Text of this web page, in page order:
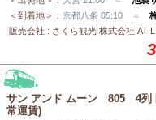
＜到着地＞： 京都八条 05:10 ＝
販売会社 : さくら観光 株式会社 AT
サン アンド ムーン 805 4列
常運賃)